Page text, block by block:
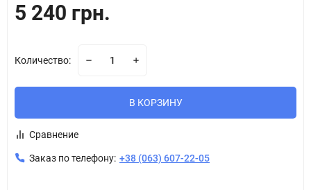
5 240 грн.
Количество:
В КОРЗИНУ
Сравнение
Заказ по телефону: +38 (063) 607-22-05